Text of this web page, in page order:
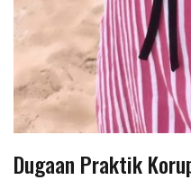
Dugaan Praktik